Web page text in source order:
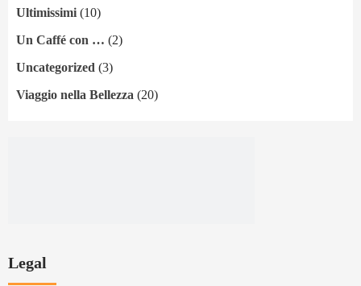
Ultimissimi (10)
Un Caffé con … (2)
Uncategorized (3)
Viaggio nella Bellezza (20)
Legal